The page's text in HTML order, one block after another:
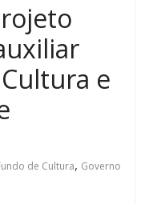
e
de Cultura, Governo